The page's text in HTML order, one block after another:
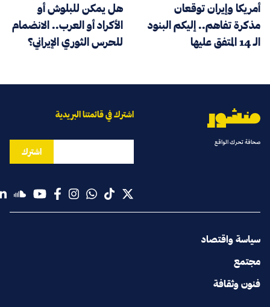
أمريكا وإيران توقعان
مذكرة تفاهم.. إليكم البنود
الـ 14 المتفق عليها
هل يمكن للبلوش أو
الأكراد أو العرب.. الانضمام
للحرس الثوري الإيراني؟
صحافة تحرك الواقع
سياسة واقتصاد
مجتمع
فنون وثقافة
اشترك في قائمتنا البريدية
اشترك